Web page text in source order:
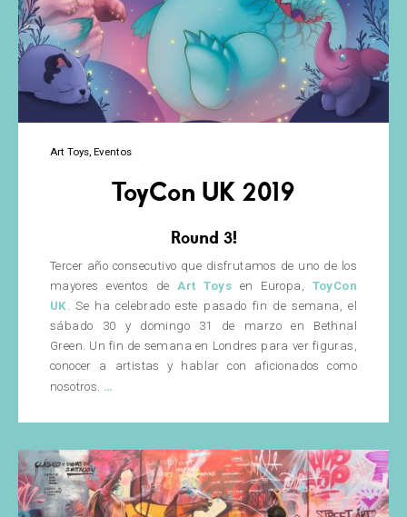
Art Toys Eventos
ToyCon UK 2019
Round 3!
Tercer año consecutivo que disfrutamos de uno de los
mayores eventos de Art Toysen Europa, ToyCon
UK
. Se ha celebrado este pasado fin de semana, el
sábado 30 y domingo 31 de marzo en Bethnal
Green. Un fin de semana en Londres para ver figuras,
conocer a artistas y hablar con aficionados como
nosotros. …
2019